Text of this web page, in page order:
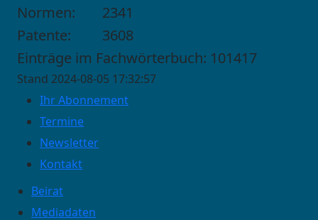
Normen:
2341
Patente:
3608
Einträge im Fachwörterbuch: 101417
Stand 2024-08-05 17:32:57
Ihr Abonnement
Termine
Newsletter
Kontakt
Beirat
Mediadaten